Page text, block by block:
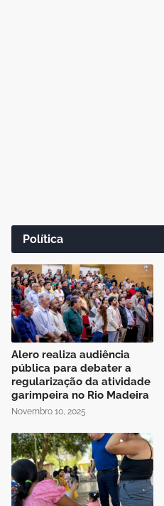
Política
Alero realiza audiência
pública para debater a
regularização da atividade
garimpeira no Rio Madeira
Novembro 10, 2025